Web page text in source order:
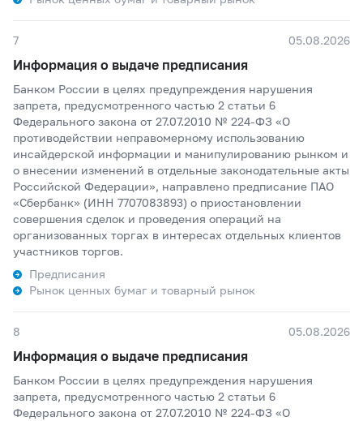
7 05.08.2026
Информация о выдаче предписания
Банком России в целях предупреждения нарушения
запрета, предусмотренного частью 2 статьи 6
Федерального закона от 27.07.2010 № 224-ФЗ «О
противодействии неправомерному использованию
инсайдерской информации и манипулированию рынком и
о внесении изменений в отдельные законодательные акты
Российской Федерации», направлено предписание ПАО
«Сбербанк» (ИНН 7707083893) о приостановлении
совершения сделок и проведения операций на
организованных торгах в интересах отдельных клиентов
участников торгов.
Предписания
Рынок ценных бумаг и товарный рынок
8 05.08.2026
Информация о выдаче предписания
Банком России в целях предупреждения нарушения
запрета, предусмотренного частью 2 статьи 6
Федерального закона от 27.07.2010 № 224-ФЗ «О